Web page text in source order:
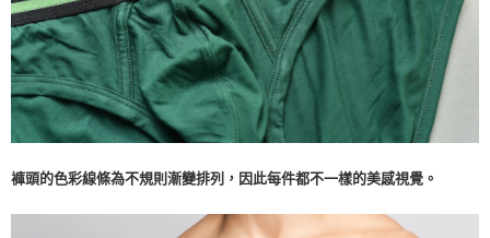
褲頭的色彩線條為不規則漸變排列，因此每件都不一樣的美感視覺。